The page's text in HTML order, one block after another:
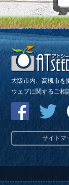
大阪市内、高槻市を
ウェブに関するご相
サイトマ